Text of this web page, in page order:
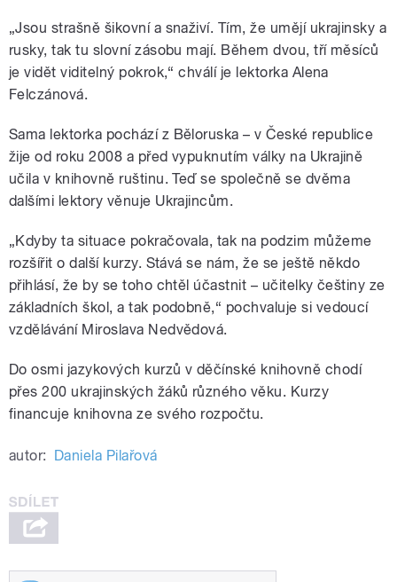
„Jsou strašně šikovní a snaživí. Tím, že umějí ukrajinsky a
rusky, tak tu slovní zásobu mají. Během dvou, tří měsíců
je vidět viditelný pokrok,“ chválí je lektorka Alena
Felczánová.
Sama lektorka pochází z Běloruska – v České republice
žije od roku 2008 a před vypuknutím války na Ukrajině
učila v knihovně ruštinu. Teď se společně se dvěma
dalšími lektory věnuje Ukrajincům.
„Kdyby ta situace pokračovala, tak na podzim můžeme
rozšířit o další kurzy. Stává se nám, že se ještě někdo
přihlásí, že by se toho chtěl účastnit – učitelky češtiny ze
základních škol, a tak podobně,“ pochvaluje si vedoucí
vzdělávání Miroslava Nedvědová.
Do osmi jazykových kurzů v děčínské knihovně chodí
přes 200 ukrajinských žáků různého věku. Kurzy
financuje knihovna ze svého rozpočtu.
autor: Daniela Pilařová